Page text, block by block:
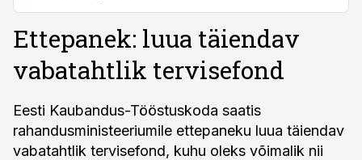
Ettepanek: luua täiendav
vabatahtlik tervisefond
Eesti Kaubandus-Tööstuskoda saatis
rahandusministeeriumile ettepaneku luua täiendav
vabatahtlik tervisefond, kuhu oleks võimalik nii